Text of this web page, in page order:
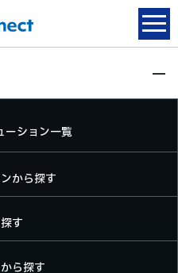
信
ービス一覧
一覧
ビス一覧
ーション一覧
から探す
す
ら探す
特化したメタバー
クト